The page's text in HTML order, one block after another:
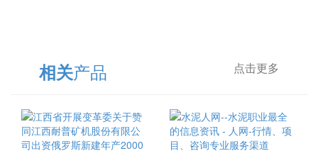
相关产品 点击更多